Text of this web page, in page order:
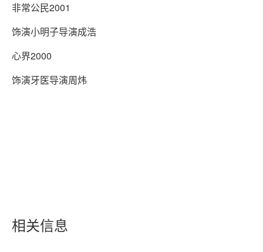
非常公民2001
饰演小明子导演成浩
心界2000
饰演牙医导演周炜
相关信息